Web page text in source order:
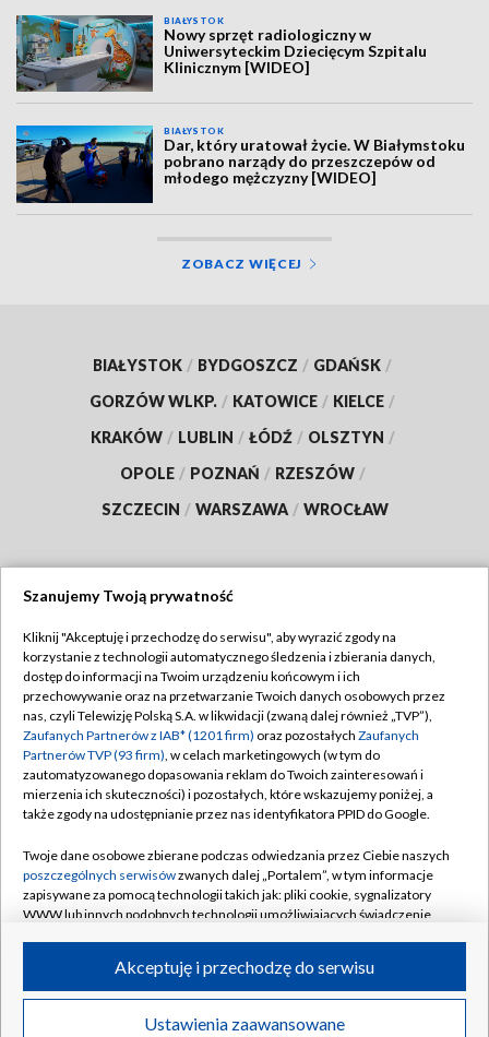
BIAŁYSTOK
Nowy sprzęt radiologiczny w
Uniwersyteckim Dziecięcym Szpitalu
Klinicznym [WIDEO]
BIAŁYSTOK
Dar, który uratował życie. W Białymstoku
pobrano narządy do przeszczepów od
młodego mężczyzny [WIDEO]
ZOBACZ WIĘCEJ
BIAŁYSTOK / BYDGOSZCZ / GDAŃSK /
GORZÓW WLKP. / KATOWICE / KIELCE /
KRAKÓW / LUBLIN / ŁÓDŹ / OLSZTYN /
OPOLE / POZNAŃ / RZESZÓW /
SZCZECIN / WARSZAWA / WROCŁAW
TVP
Abonament TVP
Emisja w TVP
Centrum informacji TVP
Naziemna Telewizja Cyfrowa
Rada Programowa
System NOS
Informacje o nadawcy
Program dla prasy
Regulamin TVP
Polityka prywatności
Moje zgody
Pomoc
Kontakt
Kanały
©2026 Telewizja Polska S.A. w likwidacji
Szanujemy Twoją prywatność
Kliknij "Akceptuję i przechodzę do serwisu", aby wyrazić zgody na
korzystanie z technologii automatycznego śledzenia i zbierania danych,
dostęp do informacji na Twoim urządzeniu końcowym i ich
przechowywanie oraz na przetwarzanie Twoich danych osobowych przez
nas, czyli Telewizję Polską S.A. w likwidacji (zwaną dalej również „TVP”),
Zaufanych Partnerów z IAB* (1201 firm) oraz pozostałych Zaufanych
Partnerów TVP (93 firm), w celach marketingowych (w tym do
zautomatyzowanego dopasowania reklam do Twoich zainteresowań i
mierzenia ich skuteczności) i pozostałych, które wskazujemy poniżej, a
także zgody na udostępnianie przez nas identyfikatora PPID do Google.
Twoje dane osobowe zbierane podczas odwiedzania przez Ciebie naszych
poszczególnych serwisówzwanych dalej „Portalem”, w tym informacje
zapisywane za pomocą technologii takich jak: pliki cookie, sygnalizatory
WWW lub innych podobnych technologii umożliwiających świadczenie
ruchu w Internecie.
Twoje dane osobowe zbierane podczas odwiedzania przez Ciebie
Ustawienia zaawansowane
Akceptuję i przechodzę do serwisu